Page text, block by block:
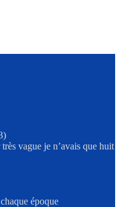
vague je n’avais que huit
époque